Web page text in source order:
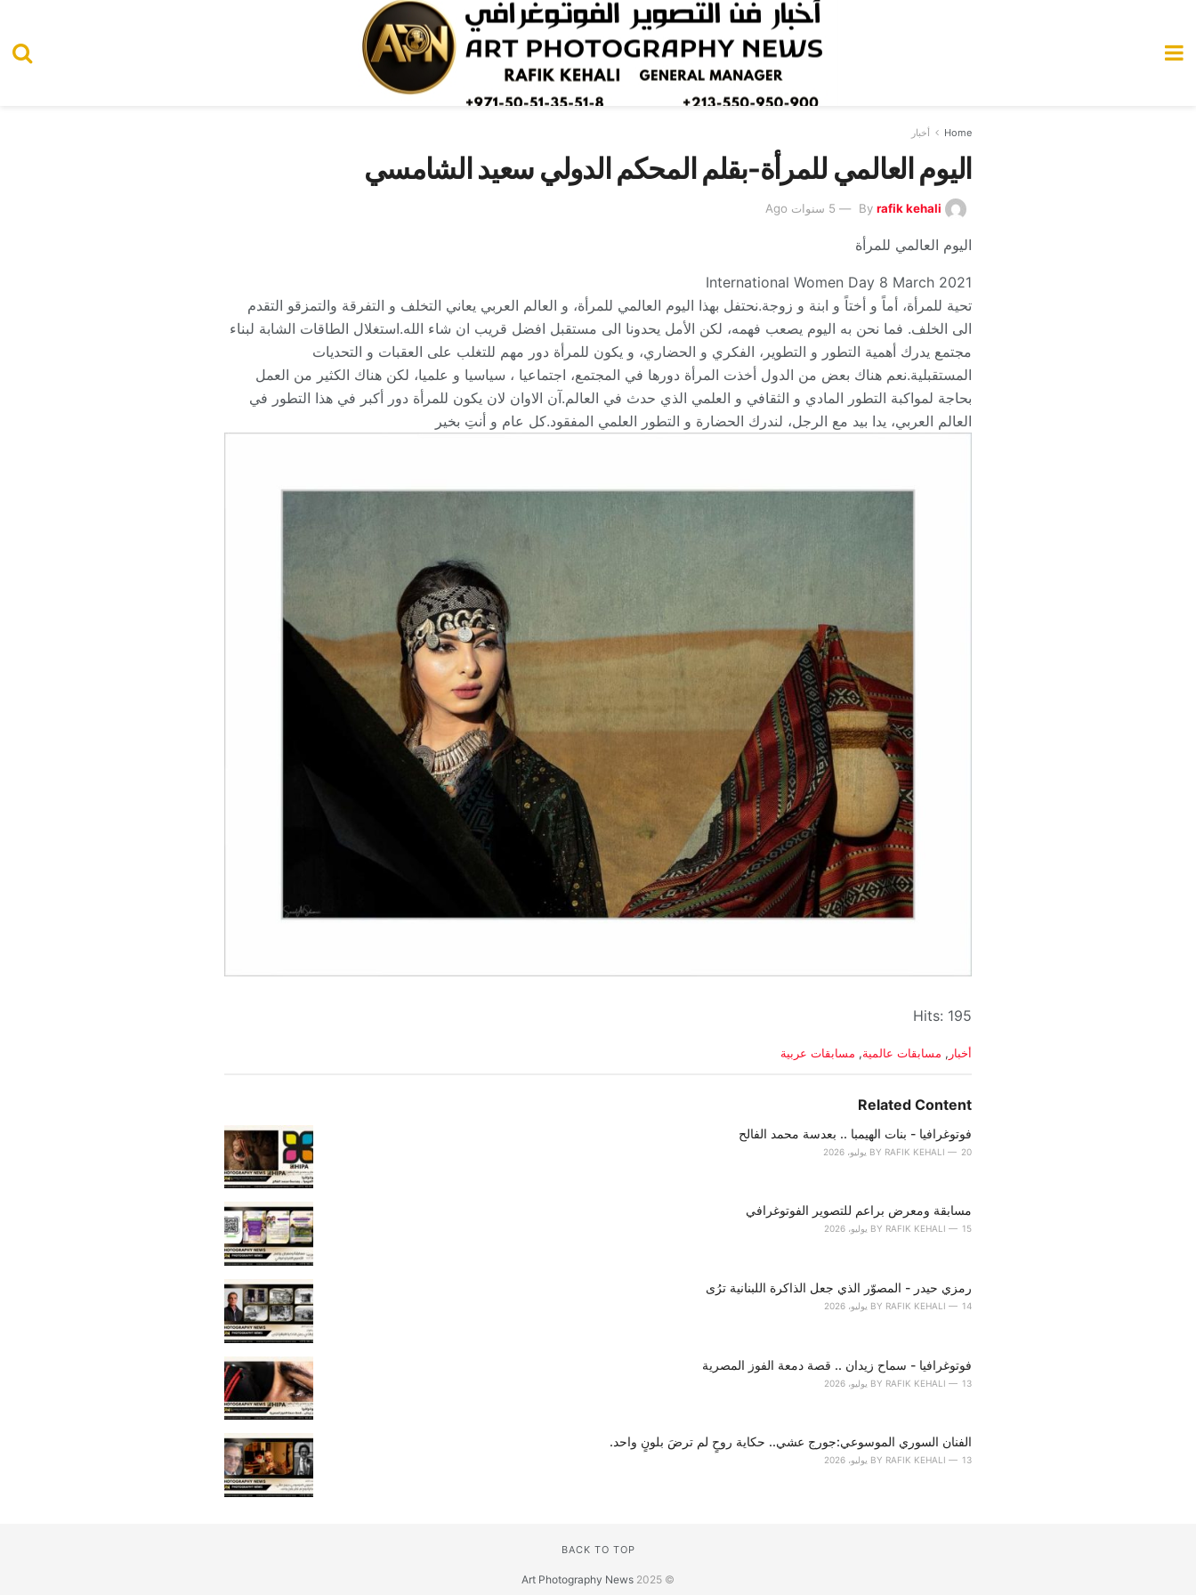
Home أخبار
اليوم العالمي للمرأة-بقلم المحكم الدولي سعيد الشامسي
By rafik kehali 5 سنوات Ago
اليوم العالمي للمرأة
International Women Day 8 March 2021
تحية للمرأة، أماً و أختاً و ابنة و زوجة.نحتفل بهذا اليوم العالمي للمرأة، و العالم العربي يعاني التخلف و التفرقة والتمزقو التقدم
الى الخلف. فما نحن به اليوم يصعب فهمه، لكن الأمل يحدونا الى مستقبل افضل قريب ان شاء الله.استغلال الطاقات الشابة لبناء
مجتمع يدرك أهمية التطور و التطوير، الفكري و الحضاري، و يكون للمرأة دور مهم للتغلب على العقبات و التحديات
المستقبلية.نعم هناك بعض من الدول أخذت المرأة دورها في المجتمع، اجتماعيا ، سياسيا و علميا، لكن هناك الكثير من العمل
بحاجة لمواكبة التطور المادي و الثقافي و العلمي الذي حدث في العالم.آن الاوان لان يكون للمرأة دور أكبر في هذا التطور في
العالم العربي، يدا بيد مع الرجل، لندرك الحضارة و التطور العلمي المفقود.كل عام و أنتِ بخير
Hits: 195
C
e
o
r
:
أخبار , مسابقات عالمية, مسابقات عربية
Related Content
فوتوغرافيا - بنات الهيمبا .. بعدسة محمد الفالح
BY RAFIK KEHALI 20 يوليو، 2026
مسابقة ومعرض براعم للتصوير الفوتوغرافي
BY RAFIK KEHALI 15 يوليو، 2026
رمزي حيدر - المصوّر الذي جعل الذاكرة اللبنانية ترُى
BY RAFIK KEHALI 14 يوليو، 2026
فوتوغرافيا - سماح زيدان .. قصة دمعة الفوز المصرية
BY RAFIK KEHALI 13 يوليو، 2026
الفنان السوري الموسوعي:جورج عشي.. حكاية روحٍ لم ترضَ بلونٍ واحد.
BY RAFIK KEHALI 13 يوليو، 2026
BACK TO TOP
© 2025
Art Photography News